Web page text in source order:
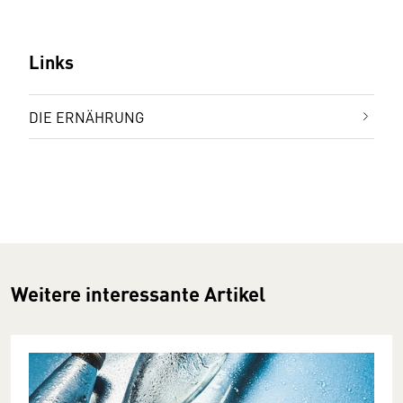
Links
DIE ERNÄHRUNG
Weitere interessante Artikel